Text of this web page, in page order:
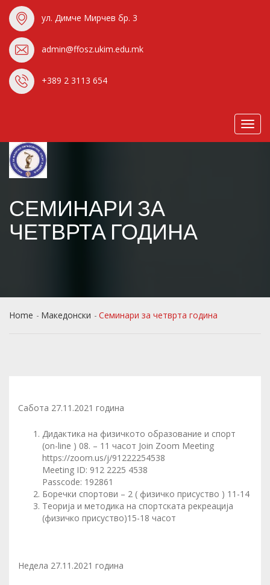
ул. Димче Мирчев бр. 3
admin@ffosz.ukim.edu.mk
+389 2 3113 654
СЕМИНАРИ ЗА
ЧЕТВРТА ГОДИНА
Home Македонски Семинари за четврта година
Сабота 27.11.2021 година
Дидактика на физичкото образование и спорт
(on-line ) 08. – 11 часот Join Zoom Meeting
https://zoom.us/j/91222254538
Meeting ID: 912 2225 4538
Passcode: 192861
Боречки спортови – 2 ( физичко присуство ) 11-14
Теорија и методика на спортската рекреација
(физичко присуство)15-18 часот
Недела 27.11.2021 година